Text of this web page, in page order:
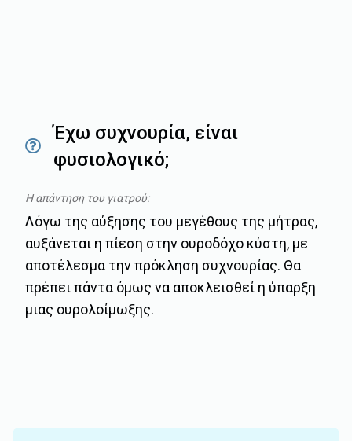
Έχω συχνουρία, είναι
φυσιολογικό;
Η απάντηση του γιατρού:
Λόγω της αύξησης του μεγέθους της μήτρας,
αυξάνεται η πίεση στην ουροδόχο κύστη, με
αποτέλεσμα την πρόκληση συχνουρίας. Θα
πρέπει πάντα όμως να αποκλεισθεί η ύπαρξη
μιας ουρολοίμωξης.